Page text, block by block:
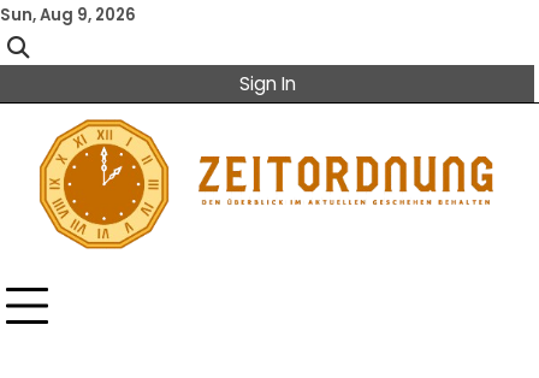
Skip
to
content
Sun, Aug 9, 2026
Sign In